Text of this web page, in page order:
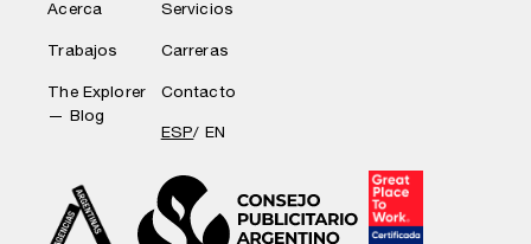
Acerca
Trabajos
The Explorer
— Blog
Servicios
Carreras
Contacto
ESP EN